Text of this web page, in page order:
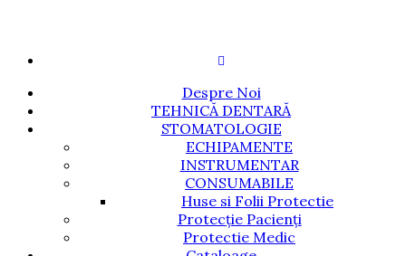
Despre Noi
TEHNICĂ DENTARĂ
STOMATOLOGIE
ECHIPAMENTE
INSTRUMENTAR
CONSUMABILE
Huse si Folii Protectie
Protecție Pacienți
Protectie Medic